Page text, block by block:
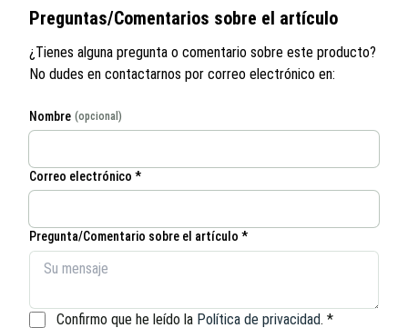
Preguntas/Comentarios sobre el artículo
¿Tienes alguna pregunta o comentario sobre este producto?
No dudes en contactarnos por correo electrónico en:
Nombre (opcional)
Correo electrónico *
Pregunta/Comentario sobre el artículo *
Confirmo que he leído la Política de privacidad. *